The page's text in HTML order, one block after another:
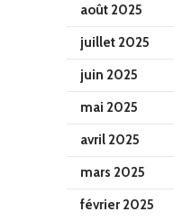
août 2025
juillet 2025
juin 2025
mai 2025
avril 2025
mars 2025
février 2025